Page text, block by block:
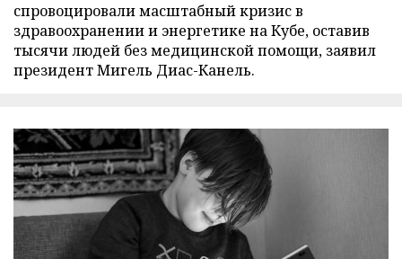
спровоцировали масштабный кризис в
здравоохранении и энергетике на Кубе, оставив
тысячи людей без медицинской помощи, заявил
президент Мигель Диас-Канель.